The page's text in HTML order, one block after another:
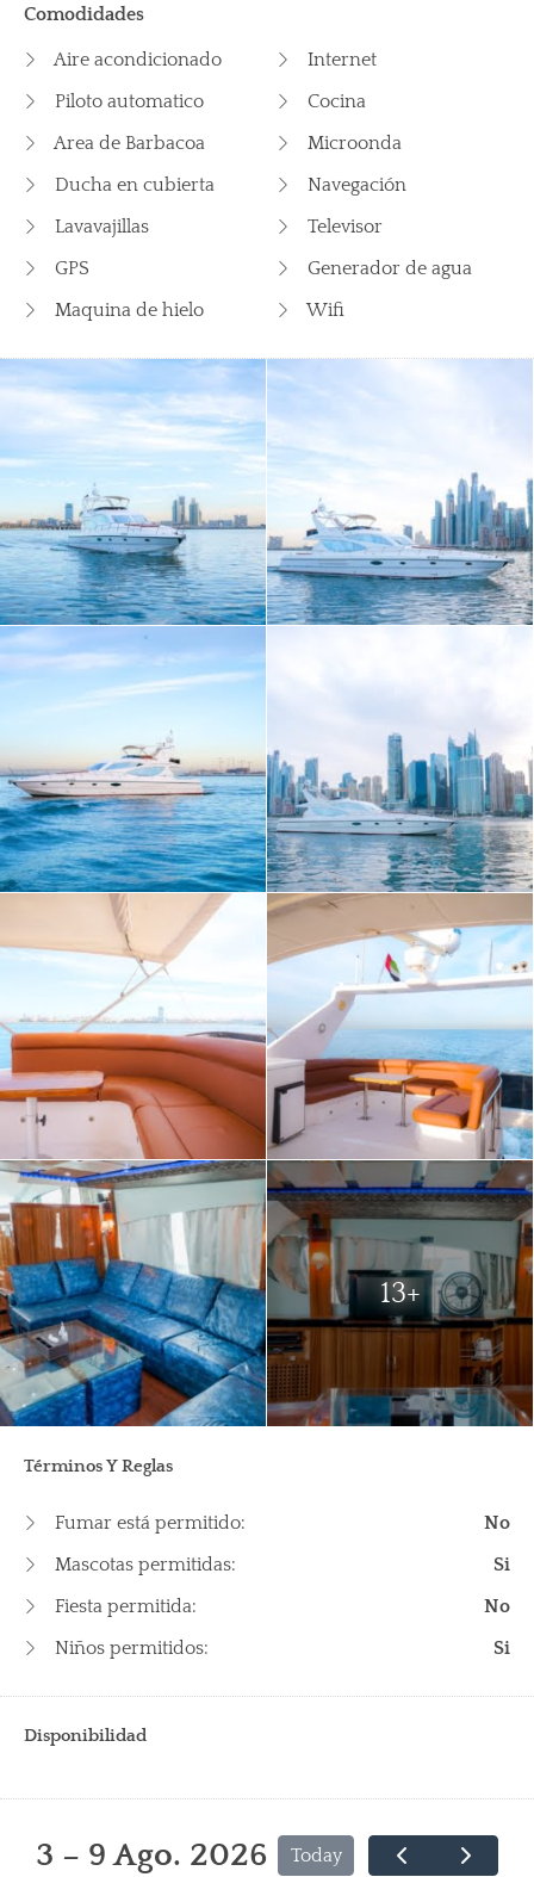
Comodidades
Aire acondicionado
Piloto automatico
Area de Barbacoa
Ducha en cubierta
Lavavajillas
GPS
Maquina de hielo
Internet
Cocina
Microonda
Navegación
Televisor
Generador de agua
Wifi
13+
Términos Y Reglas
Fumar está permitido:
No
Mascotas permitidas:
Si
Fiesta permitida:
No
Niños permitidos:
Si
Disponibilidad
3 – 9 Ago. 2026 Today
1
2
3